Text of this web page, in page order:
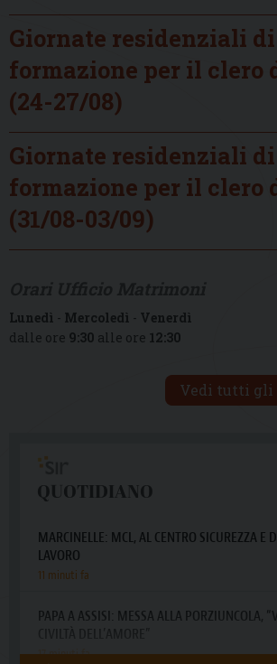
Giornate residenziali di
formazione per il clero
(24-27/08)
Giornate residenziali di
formazione per il clero
(31/08-03/09)
Lunedì - Mercoledì - Venerdì
dalle ore 9:30 alle ore 12:30
Vedi tutti gli